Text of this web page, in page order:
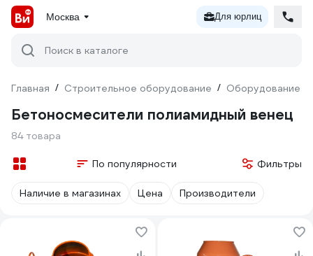
Москва Для юрлиц
Поиск в каталоге
Главная / Строительное оборудование / Оборудование
Бетоносмесители полиамидный венец
84 товара
По популярности Фильтры
Наличие в магазинах Цена Производители